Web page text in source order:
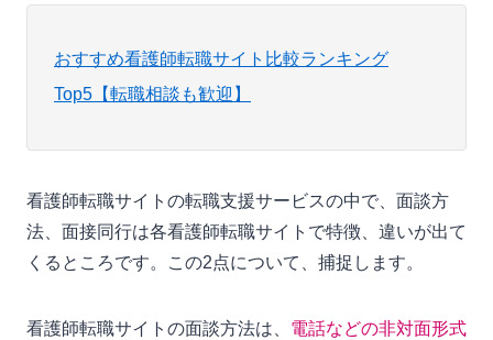
おすすめ看護師転職サイト比較ランキング
Top5【転職相談も歓迎】
看護師転職サイトの転職支援サービスの中で、面談方
法、面接同行は各看護師転職サイトで特徴、違いが出て
くるところです。この2点について、捕捉します。
看護師転職サイトの面談方法は、 電話などの非対面形式